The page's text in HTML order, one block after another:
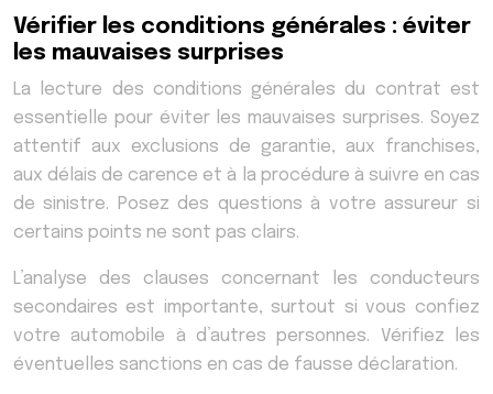
Vérifier les conditions générales : éviter
les mauvaises surprises
La lecture des conditions générales du contrat est
essentielle pour éviter les mauvaises surprises. Soyez
attentif aux exclusions de garantie, aux franchises,
aux délais de carence et à la procédure à suivre en cas
de sinistre. Posez des questions à votre assureur si
certains points ne sont pas clairs.
L’analyse des clauses concernant les conducteurs
secondaires est importante, surtout si vous confiez
votre automobile à d’autres personnes. Vérifiez les
éventuelles sanctions en cas de fausse déclaration.